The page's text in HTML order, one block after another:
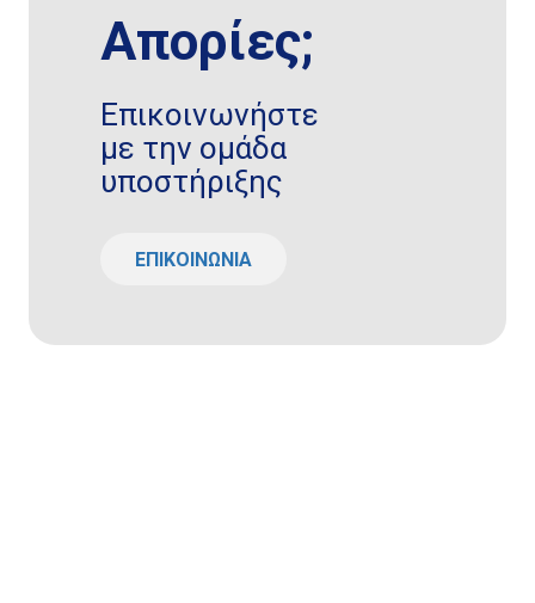
Απορίες;
Επικοινωνήστε
με την ομάδα
υποστήριξης
ΕΠΙΚΟΙΝΩΝΙΑ